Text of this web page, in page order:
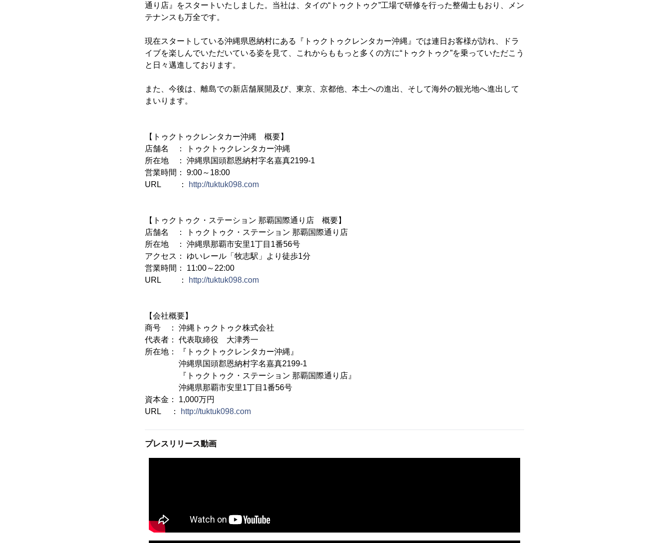
通り店』をスタートいたしました。当社は、タイの“トゥクトゥク”工場で研修を行った整備士もおり、メン
テナンスも万全です。
現在スタートしている沖縄県恩納村にある『トゥクトゥクレンタカー沖縄』では連日お客様が訪れ、ドラ
イブを楽しんでいただいている姿を見て、これからももっと多くの方に“トゥクトゥク”を乗っていただこう
と日々邁進しております。
また、今後は、離島での新店舗展開及び、東京、京都他、本土への進出、そして海外の観光地へ進出して
まいります。
【トゥクトゥクレンタカー沖縄 概要】
店舗名 ： トゥクトゥクレンタカー沖縄
所在地 ： 沖縄県国頭郡恩納村字名嘉真2199-1
営業時間： 9:00～18:00
URL ：
http://tuktuk098.com
【トゥクトゥク・ステーション 那覇国際通り店 概要】
店舗名 ： トゥクトゥク・ステーション 那覇国際通り店
所在地 ： 沖縄県那覇市安里1丁目1番56号
アクセス： ゆいレール「牧志駅」より徒歩1分
営業時間： 11:00～22:00
URL ：
http://tuktuk098.com
【会社概要】
商号 ： 沖縄トゥクトゥク株式会社
代表者： 代表取締役 大津秀一
所在地： 『トゥクトゥクレンタカー沖縄』
沖縄県国頭郡恩納村字名嘉真2199-1
『トゥクトゥク・ステーション 那覇国際通り店』
沖縄県那覇市安里1丁目1番56号
資本金： 1,000万円
URL ：
http://tuktuk098.com
プレスリリース動画